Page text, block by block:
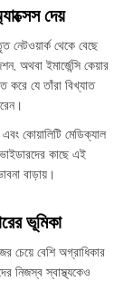
দেয়
নেটওয়ার্ক থেকে বেছে
অথবা ইমার্জেন্সি কেয়ার
করে যে তাঁরা বিখ্যাত
কোয়ালিটি মেডিক্যাল
কাছে এই
বাড়ায়।
ভূমিকা
চেয়ে বেশি অগ্রাধিকার
নিজস্ব স্বাস্থ্যকেও